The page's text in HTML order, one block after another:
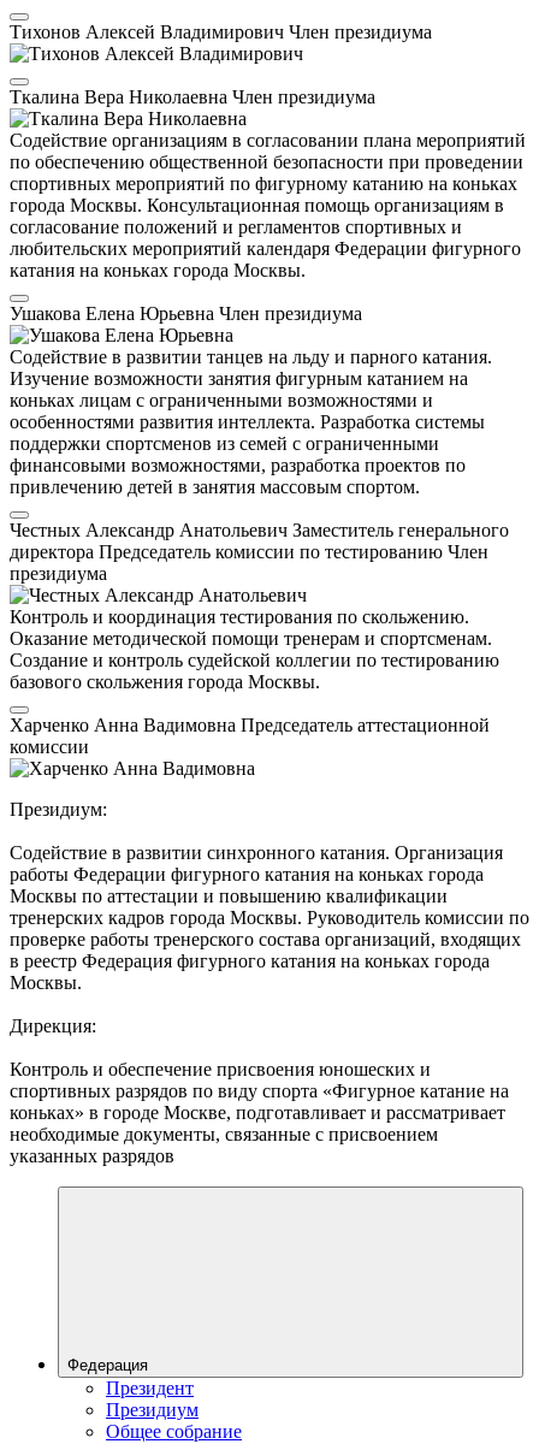
Тихонов Алексей Владимирович Член президиума
Ткалина Вера Николаевна Член президиума
Содействие организациям в согласовании плана мероприятий
по обеспечению общественной безопасности при проведении
спортивных мероприятий по фигурному катанию на коньках
города Москвы. Консультационная помощь организациям в
согласование положений и регламентов спортивных и
любительских мероприятий календаря Федерации фигурного
катания на коньках города Москвы.
Ушакова Елена Юрьевна Член президиума
Содействие в развитии танцев на льду и парного катания.
Изучение возможности занятия фигурным катанием на
коньках лицам с ограниченными возможностями и
особенностями развития интеллекта. Разработка системы
поддержки спортсменов из семей с ограниченными
финансовыми возможностями, разработка проектов по
привлечению детей в занятия массовым спортом.
Честных Александр Анатольевич Заместитель генерального
директора Председатель комиссии по тестированию Член
президиума
Контроль и координация тестирования по скольжению.
Оказание методической помощи тренерам и спортсменам.
Создание и контроль судейской коллегии по тестированию
базового скольжения города Москвы.
Харченко Анна Вадимовна Председатель аттестационной
комиссии
Президиум:
Содействие в развитии синхронного катания. Организация
работы Федерации фигурного катания на коньках города
Москвы по аттестации и повышению квалификации
тренерских кадров города Москвы. Руководитель комиссии по
проверке работы тренерского состава организаций, входящих
в реестр Федерация фигурного катания на коньках города
Москвы.
Дирекция:
Контроль и обеспечение присвоения юношеских и
спортивных разрядов по виду спорта «Фигурное катание на
коньках» в городе Москве, подготавливает и рассматривает
необходимые документы, связанные с присвоением
указанных разрядов
Федерация
Президент
Президиум
Общее собрание